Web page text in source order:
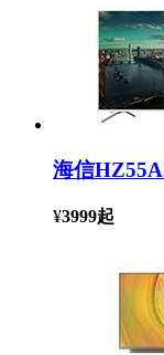
海信
¥3999起